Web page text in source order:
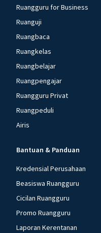
Ruangguru for Business
Ruanguji
Ruangbaca
Ruangkelas
Ruangbelajar
Ruangpengajar
Ruangguru Privat
Ruangpeduli
Airis
Bantuan & Panduan
Kredensial Perusahaan
Beasiswa Ruangguru
Cicilan Ruangguru
Promo Ruangguru
Laporan Kerentanan